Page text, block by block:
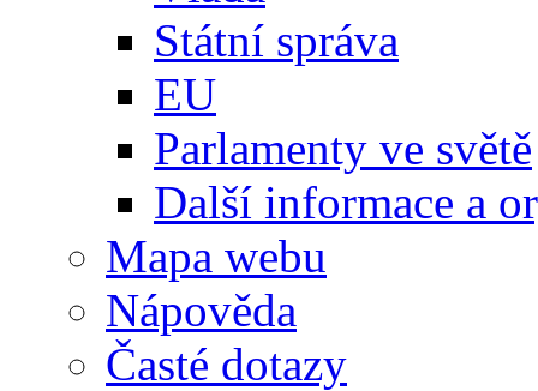
Státní správa
EU
Parlamenty ve světě
Další informace a
Mapa webu
Nápověda
Časté dotazy